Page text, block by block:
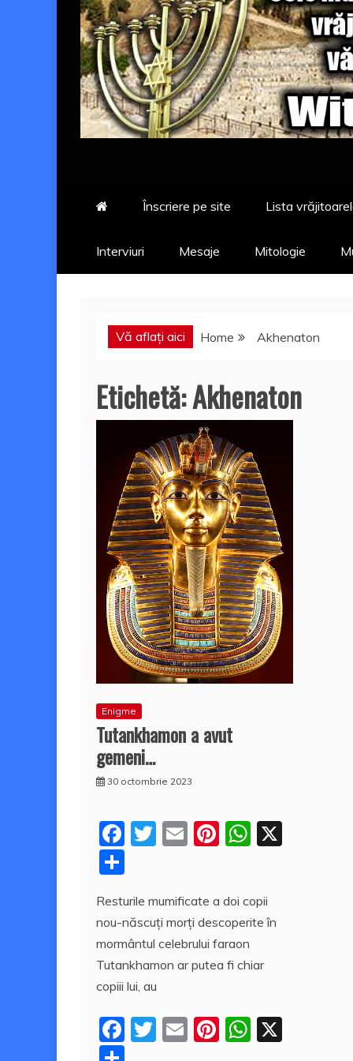
Înscriere pe site Lista
Interviuri Mesaje Mitologie
Vă aflați aici Home Akhenaton
Etichetă:Akhenaton
Enigme
Tutankhamon a avut
gemeni…
30 octombrie 2023
F
e
b
o
o
k
T
er
E
l
Pi
e
st
W
s
A
p
rt
aj
e
a
z
ă
Resturile mumificate a doi copii
nou-născuţi morţi descoperite în
mormântul celebrului faraon
Tutankhamon ar putea fi chiar
copiii lui, au
F
T
E
Pi W